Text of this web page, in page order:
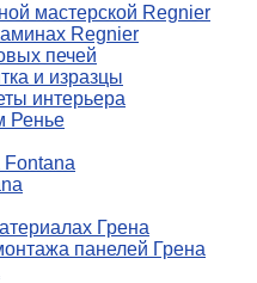
мастерской Regnier
Regnier
печей
и изразцы
интерьера
Ренье
Грена
панелей Грена